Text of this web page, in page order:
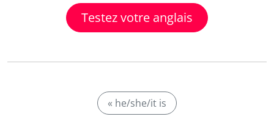
Testez votre anglais
« he/she/it is